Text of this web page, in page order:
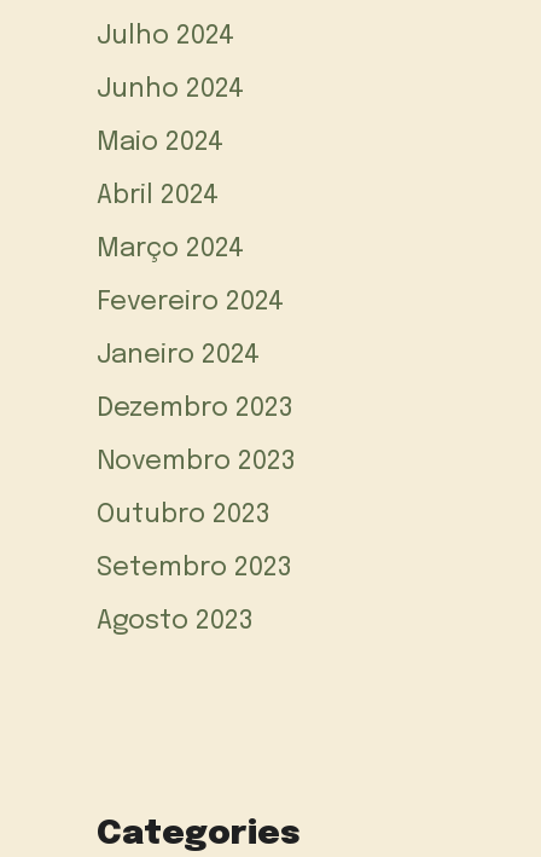
Julho 2024
Junho 2024
Maio 2024
Abril 2024
Março 2024
Fevereiro 2024
Janeiro 2024
Dezembro 2023
Novembro 2023
Outubro 2023
Setembro 2023
Agosto 2023
Categories